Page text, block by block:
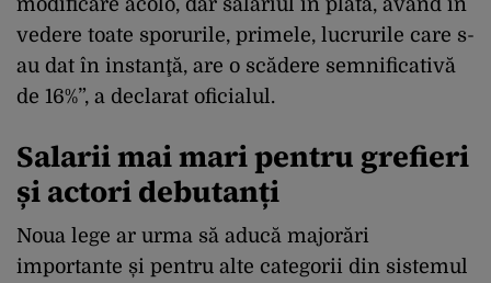
vedere toate sporurile, primele, lucrurile care s-
au dat în instanţă, are o scădere semnificativă
de 16%”, a declarat oficialul.
Salarii mai mari pentru grefieri
și actori debutanți
Noua lege ar urma să aducă majorări
importante și pentru alte categorii din sistemul